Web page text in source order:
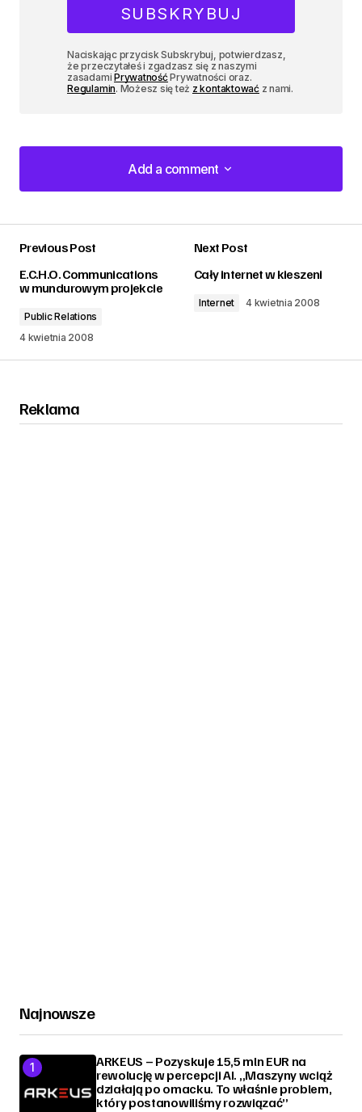
Naciskając przycisk Subskrybuj, potwierdzasz,
że przeczytałeś i zgadzasz się z naszymi
zasadamiPrywatnośćPrywatności oraz.
Regulamin. Możesz się też z kontaktowaćz nami.
Add a comment
Add a comment
Previous Post
E.C.H.O. Communications
w mundurowym projekcie
Public Relations
4 kwietnia 2008
Next Post
Cały internet w kieszeni
Internet 4 kwietnia 2008
Reklama
Najnowsze
ARKEUS – Pozyskuje 15,5 mln EUR na
rewolucję w percepcji AI. „Maszyny wciąż
działają po omacku. To właśnie problem,
który postanowiliśmy rozwiązać”